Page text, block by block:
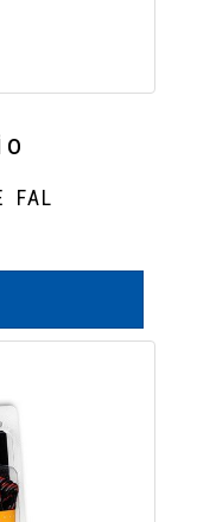
FAL